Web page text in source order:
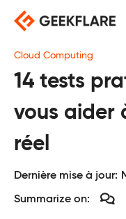
Skip
content
Cloud Computing
14 tests
vous aider
réel
Dernière mise à jour:
Summarize on: